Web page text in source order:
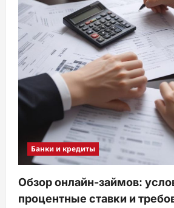
Банки и кредиты
Обзор онлайн-займов:
процентные ставки и